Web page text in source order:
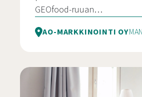
GEOfood-ruuan…
AO-MARKKINOINTI OY